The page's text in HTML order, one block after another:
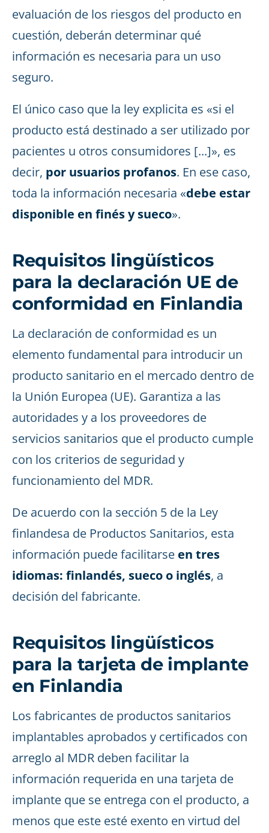
evaluación de los riesgos del producto en
cuestión, deberán determinar qué
información es necesaria para un uso
seguro.
El único caso que la ley explicita es «si el
producto está destinado a ser utilizado por
pacientes u otros consumidores [...]», es
decir, por usuarios profanos. En ese caso,
toda la información necesaria «debe estar
disponible en finés y sueco».
Requisitos lingüísticos
para la declaración UE de
conformidad en Finlandia
La declaración de conformidad es un
elemento fundamental para introducir un
producto sanitario en el mercado dentro de
la Unión Europea (UE). Garantiza a las
autoridades y a los proveedores de
servicios sanitarios que el producto cumple
con los criterios de seguridad y
funcionamiento del MDR.
De acuerdo con la sección 5 de la Ley
finlandesa de Productos Sanitarios, esta
información puede facilitarse en tres
idiomas: finlandés, sueco o inglés, a
decisión del fabricante.
Requisitos lingüísticos
para la tarjeta de implante
en Finlandia
Los fabricantes de productos sanitarios
implantables aprobados y certificados con
arreglo al MDR deben facilitar la
información requerida en una tarjeta de
implante que se entrega con el producto, a
menos que este esté exento en virtud del